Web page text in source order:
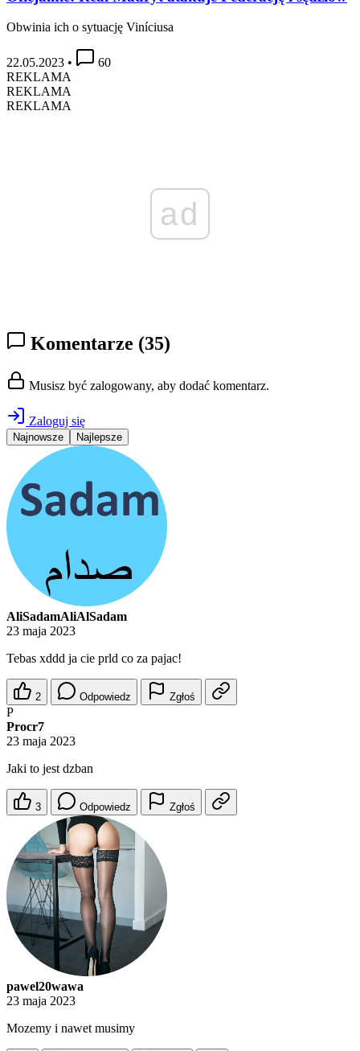
Obwinia ich o sytuację Viníciusa
22.05.2023 •
60
REKLAMA
REKLAMA
REKLAMA
ad
Komentarze (35)
Musisz być zalogowany, aby dodać komentarz.
Zaloguj się
Najnowsze Najlepsze
AliSadamAliAlSadam
23 maja 2023
Tebas xddd ja cie prld co za pajac!
2 Odpowiedz Zgłoś
P
Procr7
23 maja 2023
Jaki to jest dzban
3 Odpowiedz Zgłoś
pawel20wawa
23 maja 2023
Mozemy i nawet musimy